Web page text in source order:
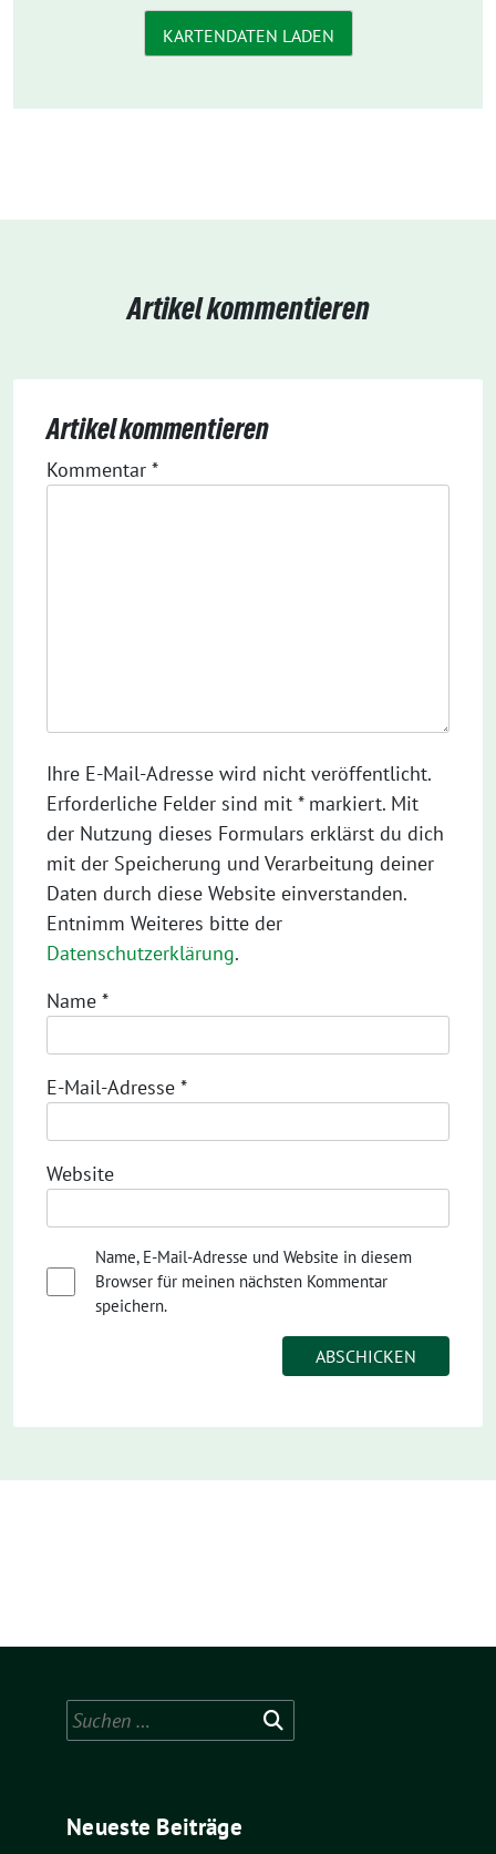
KARTENDATEN LADEN
Artikel kommentieren
Artikel kommentieren
Kommentar *
Ihre E-Mail-Adresse wird nicht veröffentlicht.
Erforderliche Felder sind mit * markiert. Mit
der Nutzung dieses Formulars erklärst du dich
mit der Speicherung und Verarbeitung deiner
Daten durch diese Website einverstanden.
Entnimm Weiteres bitte der
Datenschutzerklärung.
Name *
E-Mail-Adresse *
Website
Name, E-Mail-Adresse und Website in diesem
Browser für meinen nächsten Kommentar
speichern.
Suchen
nach:
Neueste Beiträge